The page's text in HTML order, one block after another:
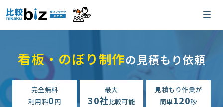
看板・のぼり制作の見積もり依頼
完全無料
利用料0円
最大
30社比較可能
見積もり作業が
簡単120秒